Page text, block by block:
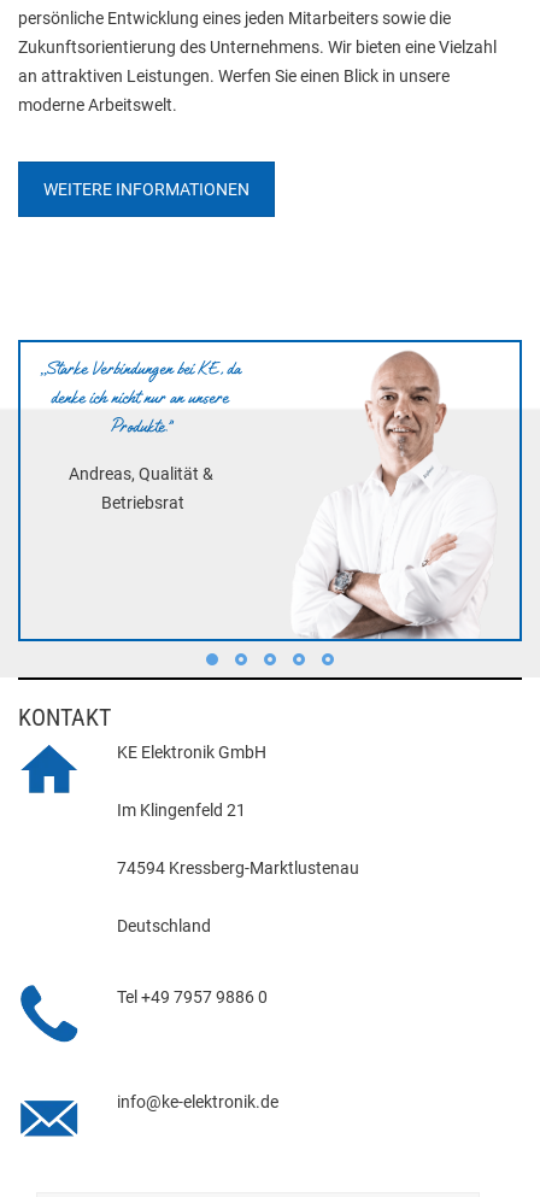
persönliche Entwicklung eines jeden Mitarbeiters sowie die
Zukunftsorientierung des Unternehmens. Wir bieten eine Vielzahl
an attraktiven Leistungen. Werfen Sie einen Blick in unsere
moderne Arbeitswelt.
WEITERE INFORMATIONEN
„Starke Verbindungen bei KE, da
denke ich nicht nur an unsere
Produkte.“
Andreas, Qualität &
Betriebsrat
KONTAKT
KE Elektronik GmbH
Im Klingenfeld 21
74594 Kressberg-Marktlustenau
Deutschland
Tel +49 7957 9886 0
info@ke-elektronik.de